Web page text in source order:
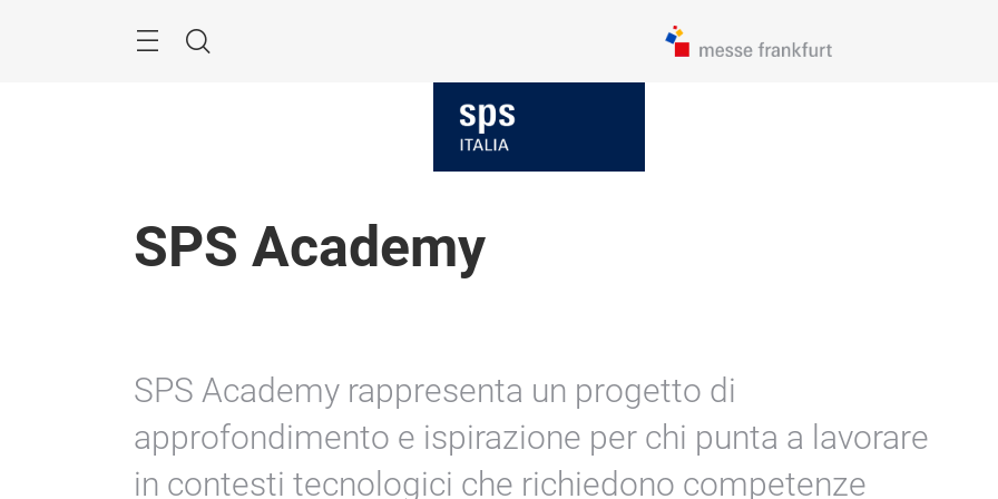
Search
SPS Academy
SPS Academy rappresenta un progetto di
approfondimento e ispirazione per chi punta a lavorare
in contesti tecnologici che richiedono competenze